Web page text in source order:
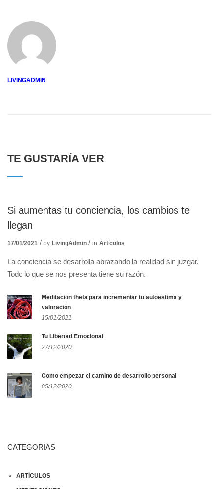
LIVINGADMIN
TE GUSTARÍA VER
Si aumentas tu conciencia, los cambios te
llegan
17/01/2021 by LivingAdmin in Artículos
La conciencia se desarrolla abrazando la realidad sin juzgar.
Todo lo que se nos presenta tiene su razón.
Meditación theta para incrementar tu autoestima y
valoración
15/01/2021
Tu Libertad Emocional
27/12/2020
Como empezar el camino de desarrollo personal
05/12/2020
CATEGORIAS
ARTÍCULOS